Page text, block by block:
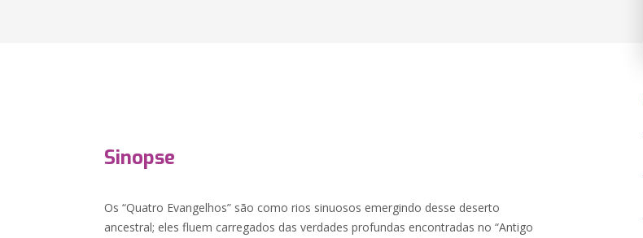
Sinopse
Os “Quatro Evangelhos” são como rios sinuosos emergindo desse deserto
ancestral; eles fluem carregados das verdades profundas encontradas no “Antigo